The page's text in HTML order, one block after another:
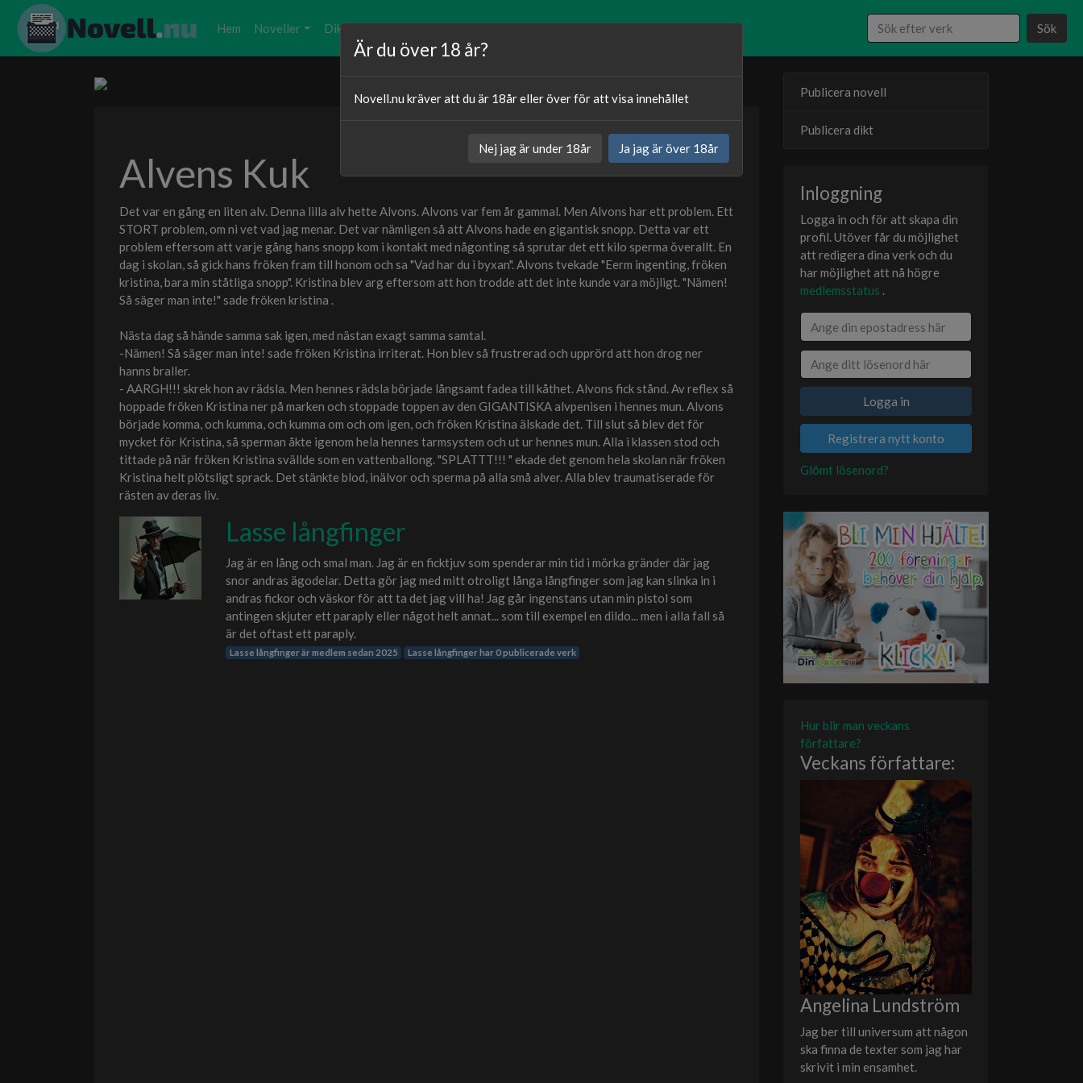
Hem Noveller Dikter Sök
27.03.2025
Kategori:
Alvens Kuk
Det var en gång en liten alv. Denna lilla alv hette Alvons. Alvons var fem år gammal. Men Alvons har ett problem. Ett
STORT problem, om ni vet vad jag menar. Det var nämligen så att Alvons hade en gigantisk snopp. Detta var ett
problem eftersom att varje gång hans snopp kom i kontakt med någonting så sprutar det ett kilo sperma överallt. En
dag i skolan, så gick hans fröken fram till honom och sa "Vad har du i byxan". Alvons tvekade "Eerm ingenting, fröken
kristina, bara min ståtliga snopp". Kristina blev arg eftersom att hon trodde att det inte kunde vara möjligt. "Nämen!
Så säger man inte!" sade fröken kristina .
Nästa dag så hände samma sak igen, med nästan exagt samma samtal.
-Nämen! Så säger man inte! sade fröken Kristina irriterat. Hon blev så frustrerad och upprörd att hon drog ner
hanns braller.
- AARGH!!! skrek hon av rädsla. Men hennes rädsla började långsamt fadea till kåthet. Alvons fick stånd. Av reflex så
hoppade fröken Kristina ner på marken och stoppade toppen av den GIGANTISKA alvpenisen i hennes mun. Alvons
började komma, och kumma, och kumma om och om igen, och fröken Kristina älskade det. Till slut så blev det för
mycket för Kristina, så sperman åkte igenom hela hennes tarmsystem och ut ur hennes mun. Alla i klassen stod och
tittade på när fröken Kristina svällde som en vattenballong. "SPLATTT!!! " ekade det genom hela skolan när fröken
Kristina helt plötsligt sprack. Det stänkte blod, inälvor och sperma på alla små alver. Alla blev traumatiserade för
rästen av deras liv.
Lasse långfinger
Jag är en lång och smal man. Jag är en ficktjuv som spenderar min tid i mörka gränder där jag
snor andras ägodelar. Detta gör jag med mitt otroligt långa långfinger som jag kan slinka in i
andras fickor och väskor för att ta det jag vill ha! Jag går ingenstans utan min pistol som
antingen skjuter ett paraply eller något helt annat... som till exempel en dildo... men i alla fall så
är det oftast ett paraply.
Lasse långfinger är medlem sedan 2025 Lasse långfinger har 0 publicerade verk
Publicera novell
Publicera dikt
Inloggning
Logga in och för att skapa din
profil. Utöver får du möjlighet
att redigera dina verk och du
har möjlighet att nå högre
medlemsstatus .
Logga in
Registrera nytt konto
Glömt lösenord?
Hur blir man veckans
författare?
Veckans författare:
Angelina Lundström
Jag ber till universum att någon
ska finna de texter som jag har
skrivit i min ensamhet.
Är du över 18 år?
Novell.nu kräver att du är 18år eller över för att visa innehållet
Nej jag är under 18år Ja jag är över 18år